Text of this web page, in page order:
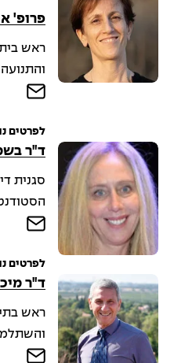
פרופ'
ראש
והתנועה
לפרטים
ד"ר
סגנית
לפרטים
ד"ר
ראש